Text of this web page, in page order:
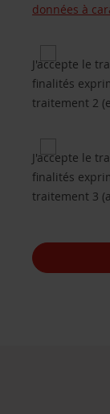
données à
Privacy
J'accepte le
finalités
traitement 2
Privacy
J'accepte le
finalités
traitement 3